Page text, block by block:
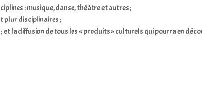
: musique, danse, théâtre et autres ;
pluridisciplinaires ;
la diffusion de tous les « produits » culturels qui pourra en